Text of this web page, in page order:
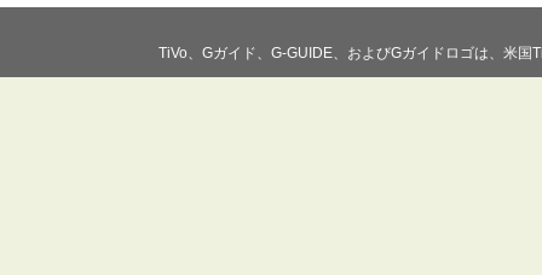
TiVo、Gガイド、G-GUIDE、およびGガイドロゴは、米